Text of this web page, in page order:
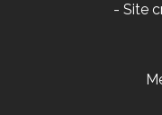
- Site